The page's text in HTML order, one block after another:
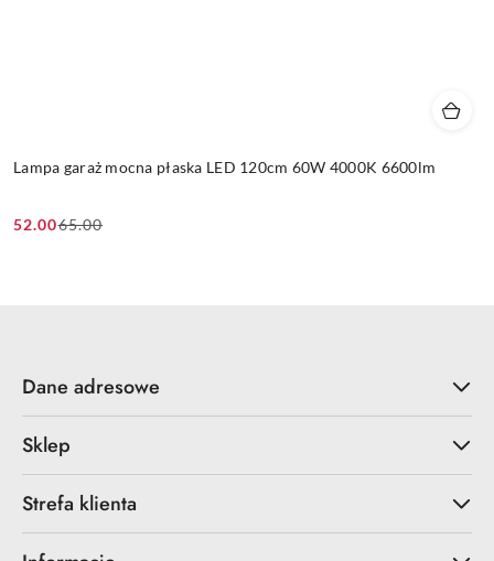
Lampa garaż mocna płaska LED 120cm 60W 4000K 6600lm
Cena
52.00
Cena
65.00
Dane adresowe
Sklep
Strefa klienta